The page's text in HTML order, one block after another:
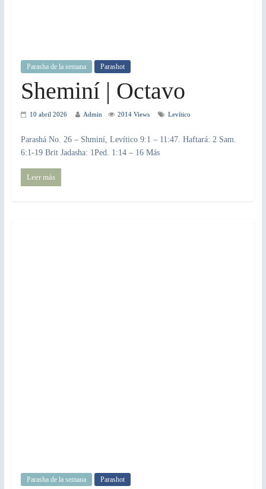
Parasha de la semana Parashot
Sheminí | Octavo
10 abril 2026 Admin 2014 Views Levítico
Parashá No. 26 – Shminí, Levítico 9:1 – 11:47. Haftará: 2 Sam.
6:1-19 Brit Jadasha: 1Ped. 1:14 – 16 Más
Leer más
Parasha de la semana Parashot